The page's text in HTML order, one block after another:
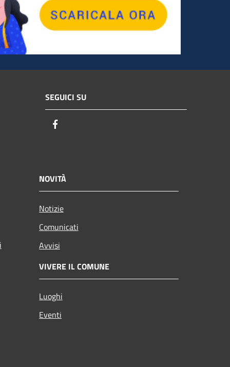
SEGUICI SU
NOVITÀ
Notizie
Comunicati
Avvisi
VIVERE IL COMUNE
Luoghi
Eventi